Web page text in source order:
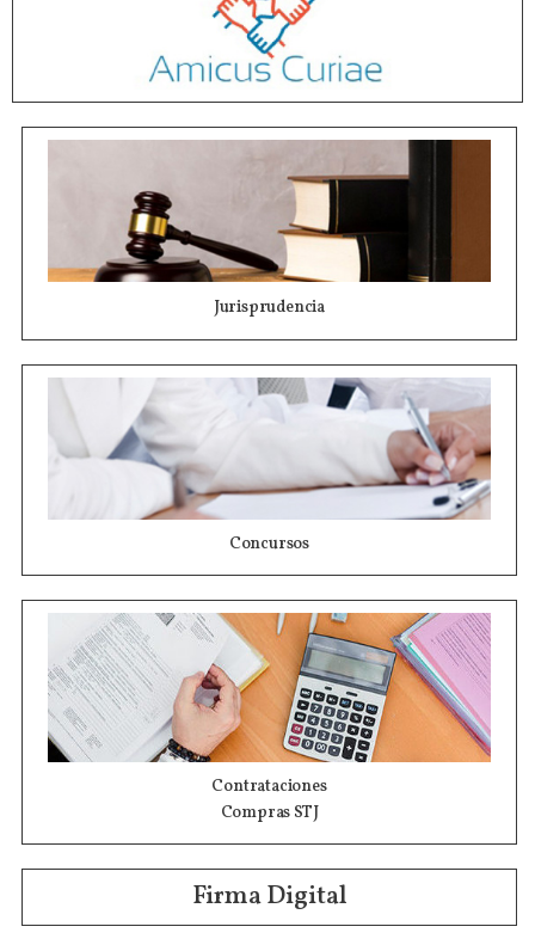
Jurisprudencia
Concursos
Contrataciones
Compras STJ
Firma Digital